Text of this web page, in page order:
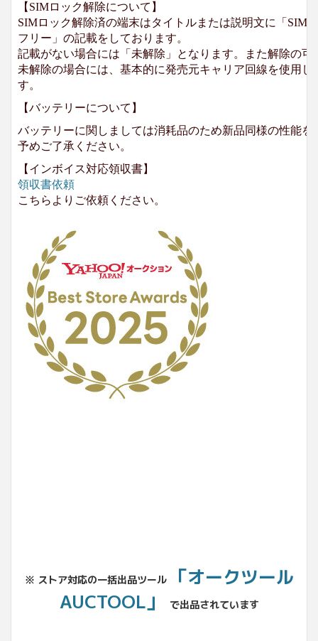
【SIMロック解除について】
SIMロック解除済の端末はタイトルまたは説明文に「SIM
フリー」の記載をしております。
記載がない場合には「未解除」となります。また解除の可
未解除の場合には、基本的に発売元キャリア回線を使用
す。
【バッテリーについて】
バッテリーに関しましては消耗品のため新品同様の性能
予めご了承ください。
【インボイス対応領収書】
領収書依頼
こちらよりご依頼ください。
※ ストア対応の一括出品ツール
「オークツール
AUCTOOL」
で出品されています